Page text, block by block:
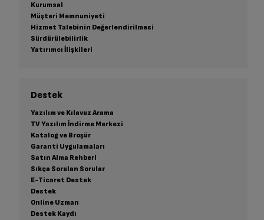
Kurumsal
Müşteri Memnuniyeti
Hizmet Talebinin Değerlendirilmesi
Sürdürülebilirlik
Yatırımcı İlişkileri
Destek
Yazılım ve Kılavuz Arama
TV Yazılım İndirme Merkezi
Katalog ve Broşür
Garanti Uygulamaları
Satın Alma Rehberi
Sıkça Sorulan Sorular
E-Ticaret Destek
Destek
Online Uzman
Destek Kaydı